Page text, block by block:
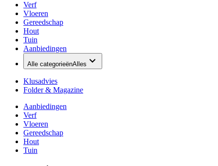
Verf
Vloeren
Gereedschap
Hout
Tuin
Aanbiedingen
Alle categorieënAlles
Klusadvies
Folder & Magazine
Aanbiedingen
Verf
Vloeren
Gereedschap
Hout
Tuin